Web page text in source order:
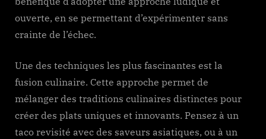
ouverte, en se permettant d’expérimenter sans
crainte de l’échec.
Une des techniques les plus fascinantes est la
fusion culinaire. Cette approche permet de
mélanger des traditions culinaires distinctes pour
créer des plats uniques et innovants. Pensez à un
taco revisité avec des saveurs asiatiques, ou à un